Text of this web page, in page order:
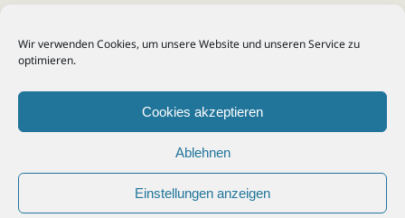
Wir verwenden Cookies, um unsere Website und unseren Service zu
optimieren.
Cookies akzeptieren
Ablehnen
Einstellungen anzeigen